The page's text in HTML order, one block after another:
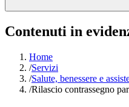
Contenuti in
Home
/Servizi
/Salute, benessere e
/Rilascio contrassegno